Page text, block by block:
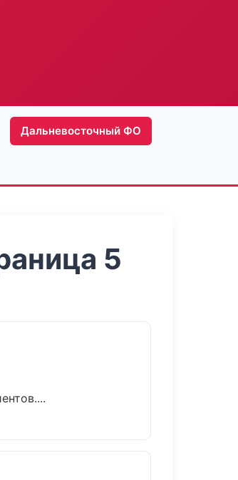
Дальневосточный ФО
5